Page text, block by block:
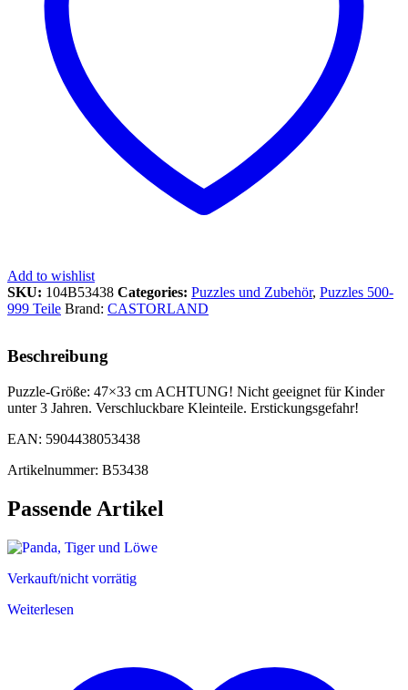
Add to wishlist
SKU: 104B53438 Categories: Puzzles und Zubehör, Puzzles 500-
999 Teile Brand: CASTORLAND
Beschreibung
Puzzle-Größe: 47×33 cm ACHTUNG! Nicht geeignet für Kinder
unter 3 Jahren. Verschluckbare Kleinteile. Erstickungsgefahr!
EAN: 5904438053438
Artikelnummer: B53438
Passende Artikel
Verkauft/nicht vorrätig
Weiterlesen